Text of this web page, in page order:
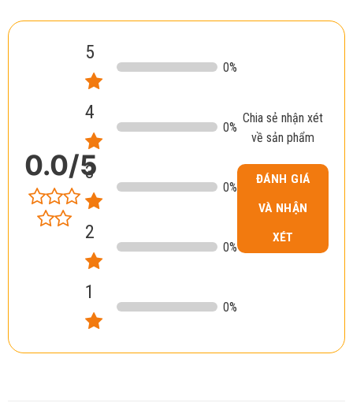
0.0/5
5
0%
4
0%
3
0%
2
0%
1
0%
Chia sẻ nhận xét
về sản phẩm
ĐÁNH GIÁ
VÀ NHẬN
XÉT